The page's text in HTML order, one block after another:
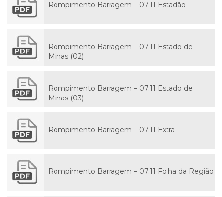
Rompimento Barragem – 07.11 Estadão
Rompimento Barragem – 07.11 Estado de
Minas (02)
Rompimento Barragem – 07.11 Estado de
Minas (03)
Rompimento Barragem – 07.11 Extra
Rompimento Barragem – 07.11 Folha da Região